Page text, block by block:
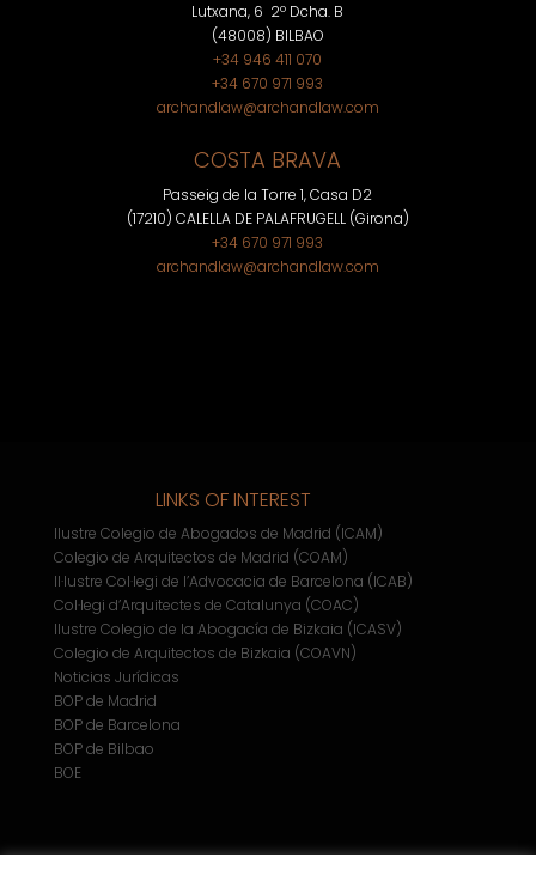
Lutxana, 6 2º Dcha. B
(48008) BILBAO
+34 946 411 070
+34 670 971 993
archandlaw@archandlaw.com
COSTA BRAVA
Passeig de la Torre 1, Casa D2
(17210) CALELLA DE PALAFRUGELL (Girona)
+34 670 971 993
archandlaw@archandlaw.com
LINKS OF INTEREST
Ilustre Colegio de Abogados de Madrid (ICAM)
Colegio de Arquitectos de Madrid (COAM)
Il·lustre Col·legi de l’Advocacia de Barcelona (ICAB)
Col·legi d’Arquitectes de Catalunya (COAC)
Ilustre Colegio de la Abogacía de Bizkaia (ICASV)
Colegio de Arquitectos de Bizkaia (COAVN)
Noticias Jurídicas
BOP de Madrid
BOP de Barcelona
BOP de Bilbao
BOE